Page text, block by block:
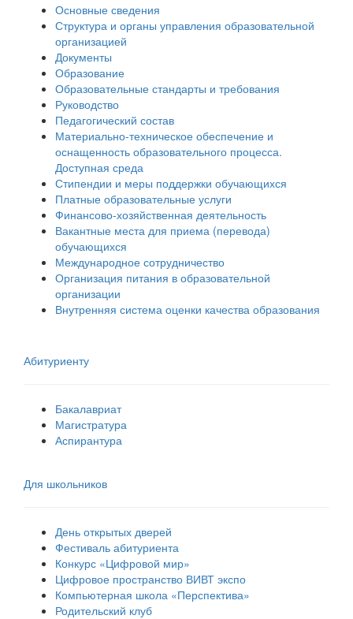
Основные сведения
Структура и органы управления образовательной
организацией
Документы
Образование
Образовательные стандарты и требования
Руководство
Педагогический состав
Материально-техническое обеспечение и
оснащенность образовательного процесса.
Доступная среда
Стипендии и меры поддержки обучающихся
Платные образовательные услуги
Финансово-хозяйственная деятельность
Вакантные места для приема (перевода)
обучающихся
Международное сотрудничество
Организация питания в образовательной
организации
Внутренняя система оценки качества образования
Абитуриенту
Бакалавриат
Магистратура
Аспирантура
Для школьников
День открытых дверей
Фестиваль абитуриента
Конкурс «Цифровой мир»
Цифровое пространство ВИВТ экспо
Компьютерная школа «Перспектива»
Родительский клуб